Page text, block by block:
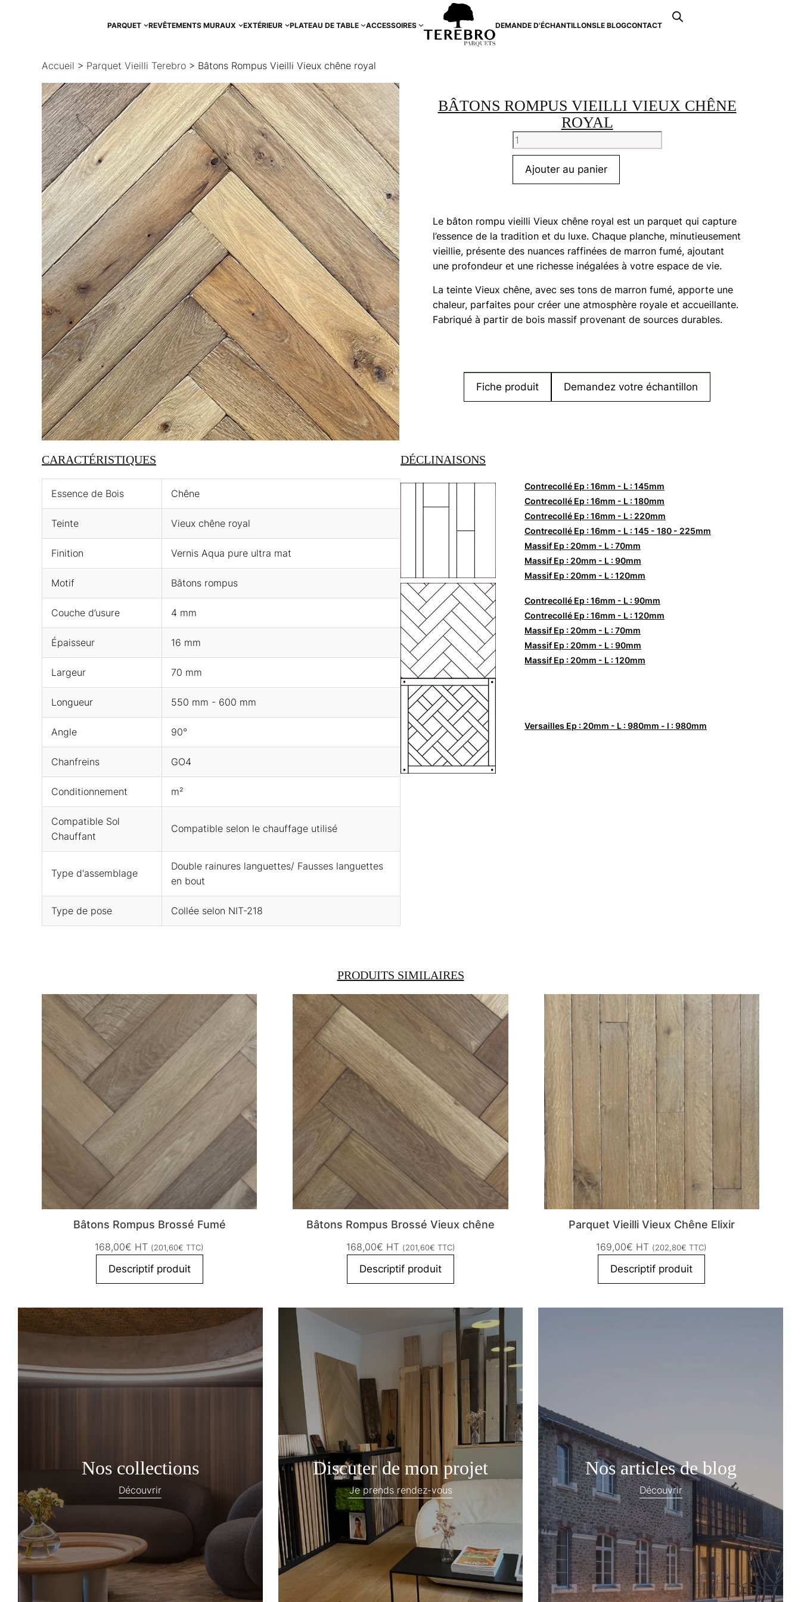
PARQUET REVÊTEMENTS MURAUX EXTÉRIEUR PLATEAU DE TABLE ACCESSOIRES DEMANDE D'ÉCHANTILLONSLE BLOGCONTACT
Recherche
de
Accueil > Parquet Vieilli Terebro > Bâtons Rompus Vieilli Vieux chêne royal
BÂTONS ROMPUS VIEILLI VIEUX CHÊNE
ROYAL
quantité
de
Bâtons
Rompus
chêne
royal
Ajouter au panier
Le bâton rompu vieilli Vieux chêne royal est un parquet qui capture
l’essence de la tradition et du luxe. Chaque planche, minutieusement
vieillie, présente des nuances raffinées de marron fumé, ajoutant
une profondeur et une richesse inégalées à votre espace de vie.
La teinte Vieux chêne, avec ses tons de marron fumé, apporte une
chaleur, parfaites pour créer une atmosphère royale et accueillante.
Fabriqué à partir de bois massif provenant de sources durables.
Fiche produit Demandez votre échantillon
CARACTÉRISTIQUES
Essence de Bois Chêne
Teinte Vieux chêne royal
Finition Vernis Aqua pure ultra mat
Motif Bâtons rompus
Couche d’usure 4 mm
Épaisseur 16 mm
Largeur 70 mm
Longueur 550 mm - 600 mm
Angle 90°
Chanfreins GO4
Conditionnement m²
Compatible Sol
Chauffant
Compatible selon le chauffage utilisé
Type d'assemblage
Double rainures languettes/ Fausses languettes
en bout
Type de pose Collée selon NIT-218
DÉCLINAISONS
Contrecollé Ep : 16mm - L : 145mm
Contrecollé Ep : 16mm - L : 180mm
Contrecollé Ep : 16mm - L : 220mm
Contrecollé Ep : 16mm - L : 145 - 180 - 225mm
Massif Ep : 20mm - L : 70mm
Massif Ep : 20mm - L : 90mm
Massif Ep : 20mm - L : 120mm
Contrecollé Ep : 16mm - L : 90mm
Contrecollé Ep : 16mm - L : 120mm
Massif Ep : 20mm - L : 70mm
Massif Ep : 20mm - L : 90mm
Massif Ep : 20mm - L : 120mm
Versailles Ep : 20mm - L : 980mm - l : 980mm
PRODUITS SIMILAIRES
Bâtons Rompus Brossé Fumé
168,00€ HT (201,60€ TTC)
Descriptif produit
Bâtons Rompus Brossé Vieux chêne
168,00€ HT (201,60€ TTC)
Descriptif produit
Parquet Vieilli Vieux Chêne Elixir
169,00€ HT (202,80€ TTC)
Descriptif produit
Nos collections
Découvrir
Discuter de mon projet
Je prends rendez-vous
Nos articles de blog
Découvrir